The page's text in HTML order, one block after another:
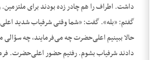
داشت. اطراف را هم چادر زده بودند برای
گفتم: «بله». گفت: «شما وقتی شرفیاب شدید
حالا ببینیم اعلی‌حضرت چه می‌فرمایند، چه
دادند شرفیاب بشوم. رفتیم حضور اعلی‌حضرت.